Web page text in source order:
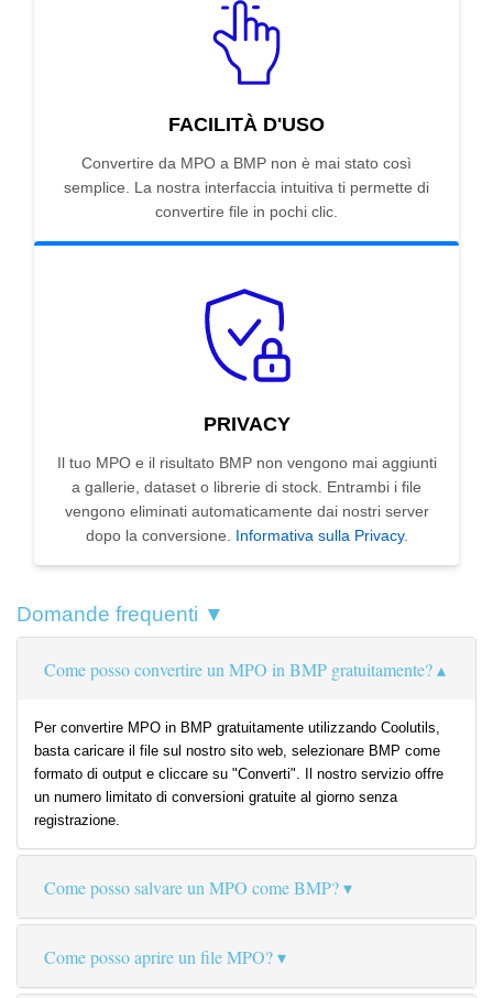
FACILITÀ D'USO
Convertire da MPO a BMP non è mai stato così
semplice. La nostra interfaccia intuitiva ti permette di
convertire file in pochi clic.
PRIVACY
Il tuo MPO e il risultato BMP non vengono mai aggiunti
a gallerie, dataset o librerie di stock. Entrambi i file
vengono eliminati automaticamente dai nostri server
dopo la conversione. Informativa sulla Privacy.
Domande frequenti ▼
Come posso convertire un MPO in BMP gratuitamente?
Per convertire MPO in BMP gratuitamente utilizzando Coolutils,
basta caricare il file sul nostro sito web, selezionare BMP come
formato di output e cliccare su "Converti". Il nostro servizio offre
un numero limitato di conversioni gratuite al giorno senza
registrazione.
Come posso salvare un MPO come BMP?
Come posso aprire un file MPO?